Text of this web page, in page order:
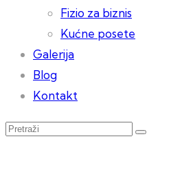
Fizio za biznis
Kućne posete
Galerija
Blog
Kontakt